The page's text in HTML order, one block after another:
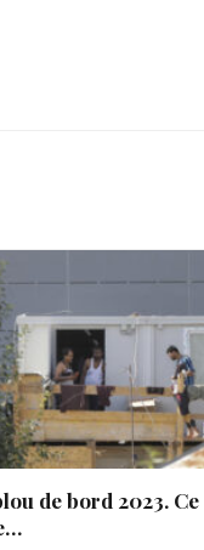
de bord 2023. Ce